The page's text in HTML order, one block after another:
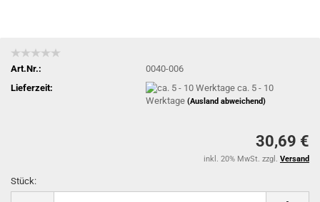
Art.Nr.:
0040-006
Lieferzeit:
ca. 5 - 10
Werktage(Ausland abweichend)
30,69 €
inkl. 20% MwSt. zzgl. Versand
Stück: